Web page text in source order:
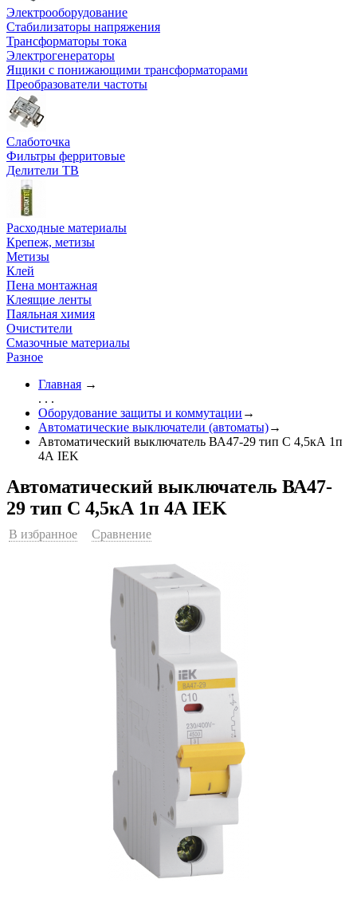
Электрооборудование
Стабилизаторы напряжения
Трансформаторы тока
Электрогенераторы
Ящики с понижающими трансформаторами
Преобразователи частоты
Слаботочка
Фильтры ферритовые
Делители ТВ
Расходные материалы
Крепеж, метизы
Метизы
Клей
Пена монтажная
Клеящие ленты
Паяльная химия
Очистители
Смазочные материалы
Разное
Главная →
. . .
Оборудование защиты и коммутации →
Автоматические выключатели (автоматы)→
Автоматический выключатель ВА47-29 тип С 4,5кА 1п
4А IEK
Автоматический выключатель ВА47-
29 тип С 4,5кА 1п 4А IEK
В избранное Сравнение